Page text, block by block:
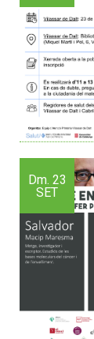
Dm. 23
SET